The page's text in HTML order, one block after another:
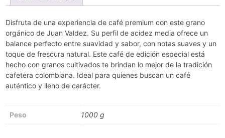
Disfruta de una experiencia de café premium con este grano
orgánico de Juan Valdez. Su perfil de acidez media ofrece un
balance perfecto entre suavidad y sabor, con notas suaves y un
toque de frescura natural. Este café de edición especial está
hecho con granos cultivados te brindan lo mejor de la tradición
cafetera colombiana. Ideal para quienes buscan un café
auténtico y lleno de carácter.
Peso 1000 g